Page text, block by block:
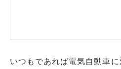
いつもであれば電気自動車